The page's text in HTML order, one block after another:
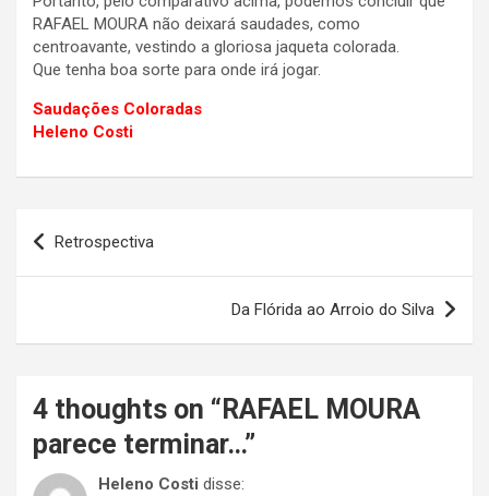
RAFAEL MOURA não deixará saudades, como
centroavante, vestindo a gloriosa jaqueta colorada.
Que tenha boa sorte para onde irá jogar.
Saudações Coloradas
Heleno Costi
Navegação
de
Retrospectiva
Da Flórida ao Arroio do Silva
4 thoughts on “ RAFAEL MOURA
parece terminar…”
Heleno Costi disse: